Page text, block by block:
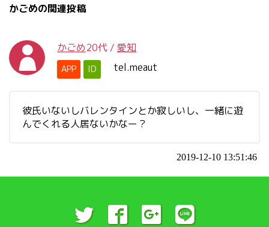
かごめの関連投稿
かごめ20代 / 愛知
APP ID tel.meaut
彼氏いないしバレンタインとか寂しいし、一緒に遊
んでくれる人居ないかなー？
2019-12-10 13:51:46